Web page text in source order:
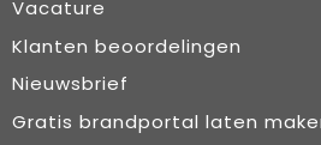
Vacature
Klanten beoordelingen
Nieuwsbrief
Gratis brandportal laten